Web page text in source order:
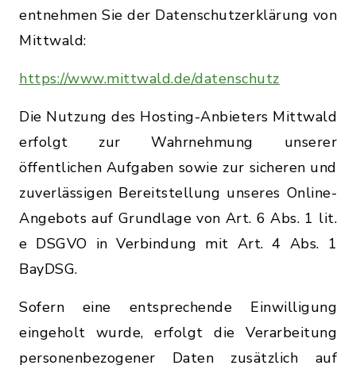
entnehmen Sie der Datenschutzerklärung von
Mittwald:
https://www.mittwald.de/datenschutz
Die Nutzung des Hosting-Anbieters Mittwald
erfolgt zur Wahrnehmung unserer
öffentlichen Aufgaben sowie zur sicheren und
zuverlässigen Bereitstellung unseres Online-
Angebots auf Grundlage von Art. 6 Abs. 1 lit.
e DSGVO in Verbindung mit Art. 4 Abs. 1
BayDSG.
Sofern eine entsprechende Einwilligung
eingeholt wurde, erfolgt die Verarbeitung
personenbezogener Daten zusätzlich auf